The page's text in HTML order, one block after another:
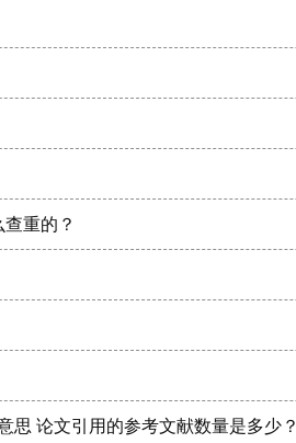
重的？
思 论文引用的参考文献数量是多少？